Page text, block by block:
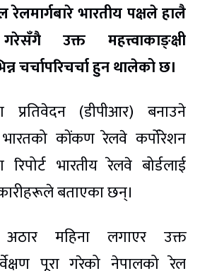
रेलमार्गबारे भारतीय पक्षले हालै
उक्त महत्त्वाकाङ्क्षी
चर्चापरिचर्चा हुन थालेको छ।
प्रतिवेदन (डीपीआर) बनाउने
भारतको कोंकण रेलवे कर्पोरेशन
भारतीय रेलवे बोर्डलाई
बताएका छन्।
महिना लगाएर उक्त
पूरा गरेको नेपालको रेल